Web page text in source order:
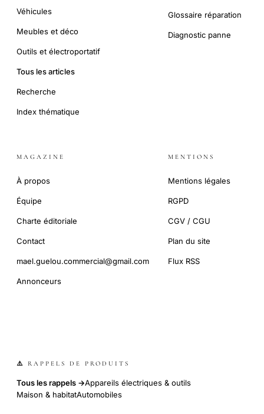
Véhicules
Meubles et déco
Outils et électroportatif
Tous les articles
Recherche
Index thématique
Glossaire réparation
Diagnostic panne
MAGAZINE
À propos
Équipe
Charte éditoriale
Contact
mael.guelou.commercial@gmail.com
Annonceurs
MENTIONS
Mentions légales
RGPD
CGV / CGU
Plan du site
Flux RSS
⚠️ RAPPELS DE PRODUITS
Tous les rappels →Appareils électriques & outils
Maison & habitatAutomobiles